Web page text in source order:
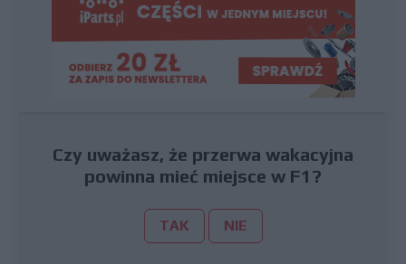
Czy uważasz, że przerwa wakacyjna
powinna mieć miejsce w F1?
TAK NIE